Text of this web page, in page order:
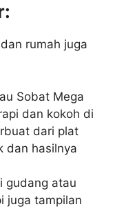
rumah juga
Sobat Mega
dan kokoh di
dari plat
dan hasilnya
gudang atau
juga tampilan